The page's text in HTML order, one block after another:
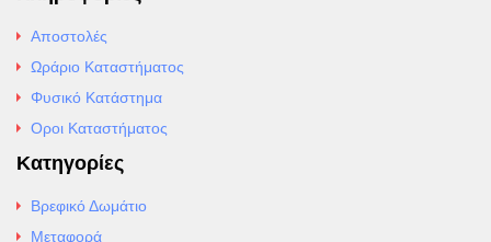
Αποστολές
Ωράριο Καταστήματος
Φυσικό Κατάστημα
Οροι Καταστήματος
Κατηγορίες
Βρεφικό Δωμάτιο
Μεταφορά